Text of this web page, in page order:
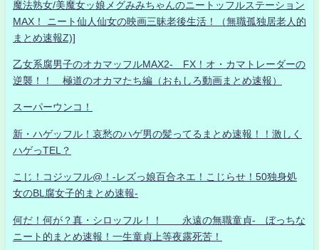
魔法熟女/美魔女ッ娘メグみみちゃんのニートッフルステーション
MAX！ ニート仙人仙女の映画三昧老後生活！（無職孤独居老人的
まとめ速報Z)]
乙女系腐男子のオカマッフルMAX2- FX！オ・カマトレーダーの
逆襲！！ 極道のオカマたち編（おもしろ動画まとめ速報）
スーパーウンコ！
新・ハゲッフル！哀愁のハゲ男の髪ってるまとめ速報！！激しく
ハゲっTEL？
こじ！コジッフル@！-レズっ娘百合ネエ！こじらせ！50独身処
女のBL腐女子的まとめ速報-
何だ！何が？真・シロッフル！！ 永遠の無職童貞- ぼっちな
ニート的まとめ速報！一生童貞上等夜露死苦！